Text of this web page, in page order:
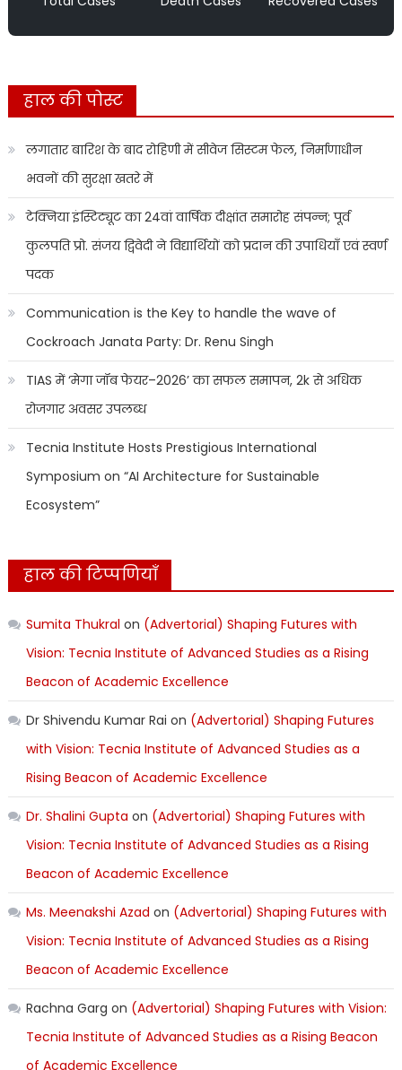
हाल की पोस्ट
लगातार बारिश के बाद रोहिणी में सीवेज सिस्टम फेल, निर्माणाधीन
भवनों की सुरक्षा खतरे में
टेक्निया इंस्टिट्यूट का 24वां वार्षिक दीक्षांत समारोह संपन्न; पूर्व
कुलपति प्रो. संजय द्विवेदी ने विद्यार्थियों को प्रदान की उपाधियाँ एवं स्वर्ण
पदक
Communication is the Key to handle the wave of
Cockroach Janata Party: Dr. Renu Singh
TIAS में ‘मेगा जॉब फेयर–2026’ का सफल समापन, 2k से अधिक
रोजगार अवसर उपलब्ध
Tecnia Institute Hosts Prestigious International
Symposium on “AI Architecture for Sustainable
Ecosystem”
हाल की टिप्पणियाँ
Sumita Thukral on (Advertorial) Shaping Futures with
Vision: Tecnia Institute of Advanced Studies as a Rising
Beacon of Academic Excellence
Dr Shivendu Kumar Rai on (Advertorial) Shaping Futures
with Vision: Tecnia Institute of Advanced Studies as a
Rising Beacon of Academic Excellence
Dr. Shalini Gupta on (Advertorial) Shaping Futures with
Vision: Tecnia Institute of Advanced Studies as a Rising
Beacon of Academic Excellence
Ms. Meenakshi Azad on (Advertorial) Shaping Futures with
Vision: Tecnia Institute of Advanced Studies as a Rising
Beacon of Academic Excellence
Rachna Garg on (Advertorial) Shaping Futures with Vision:
Tecnia Institute of Advanced Studies as a Rising Beacon
of Academic Excellence